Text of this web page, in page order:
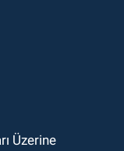
Üzerine